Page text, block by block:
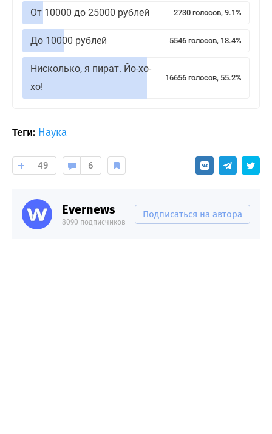
От 10000 до 25000 рублей 2730 голосов, 9.1%
До 10000 рублей 5546 голосов, 18.4%
Нисколько, я пират. Йо-хо-
хо!
16656 голосов, 55.2%
Теги: Наука
49 6
Evernews
8090 подписчиков
Подписаться на автора